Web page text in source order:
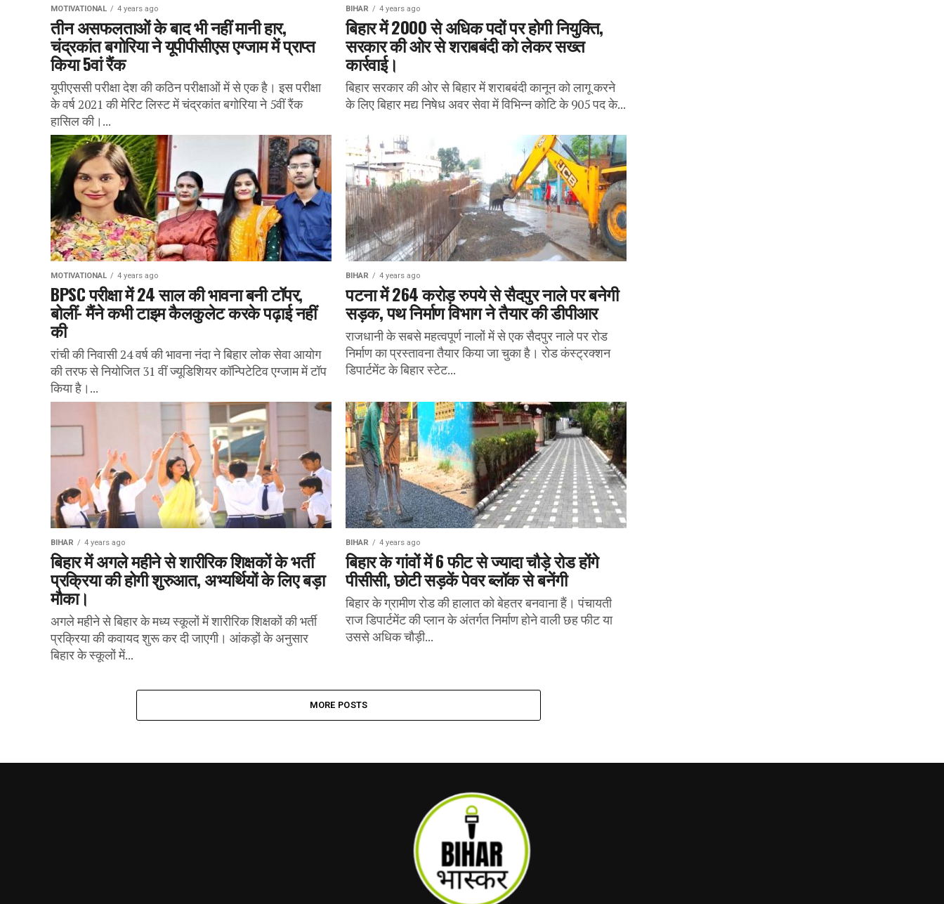
MOTIVATIONAL 4 years ago
तीन असफलताओं के बाद भी नहीं मानी हार,
चंद्रकांत बगोरिया ने यूपीपीसीएस एग्जाम में प्राप्त
किया 5वां रैंक
यूपीएससी परीक्षा देश की कठिन परीक्षाओं में से एक है। इस परीक्षा
के वर्ष 2021 की मेरिट लिस्ट में चंद्रकांत बगोरिया ने 5वीं रैंक
हासिल की।...
BIHAR 4 years ago
बिहार में 2000 से अधिक पदों पर होगी नियुक्ति,
सरकार की ओर से शराबबंदी को लेकर सख्त
कार्रवाई।
बिहार सरकार की ओर से बिहार में शराबबंदी कानून को लागू करने
के लिए बिहार मद्य निषेध अवर सेवा में विभिन्न कोटि के 905 पद के...
MOTIVATIONAL 4 years ago
BPSC परीक्षा में 24 साल की भावना बनी टॉपर,
बोलीं- मैंने कभी टाइम कैलकुलेट करके पढ़ाई नहीं
की
रांची की निवासी 24 वर्ष की भावना नंदा ने बिहार लोक सेवा आयोग
की तरफ से नियोजित 31 वीं ज्यूडिशियर कॉन्पिटेटिव एग्जाम में टॉप
किया है।...
BIHAR 4 years ago
पटना में 264 करोड़ रुपये से सैदपुर नाले पर बनेगी
सड़क, पथ निर्माण विभाग ने तैयार की डीपीआर
राजधानी के सबसे महत्वपूर्ण नालों में से एक सैदपुर नाले पर रोड
निर्माण का प्रस्तावना तैयार किया जा चुका है। रोड कंस्ट्रक्शन
डिपार्टमेंट के बिहार स्टेट...
BIHAR 4 years ago
बिहार में अगले महीने से शारीरिक शिक्षकों के भर्ती
प्रक्रिया की होगी शुरुआत, अभ्यर्थियों के लिए बड़ा
मौका।
अगले महीने से बिहार के मध्य स्कूलों में शारीरिक शिक्षकों की भर्ती
प्रक्रिया की कवायद शुरू कर दी जाएगी। आंकड़ों के अनुसार
बिहार के स्कूलों में...
BIHAR 4 years ago
बिहार के गांवों में 6 फीट से ज्यादा चौड़े रोड होंगे
पीसीसी, छोटी सड़कें पेवर ब्लॉक से बनेंगी
बिहार के ग्रामीण रोड की हालात को बेहतर बनवाना हैं। पंचायती
राज डिपार्टमेंट की प्लान के अंतर्गत निर्माण होने वाली छह फीट या
उससे अधिक चौड़ी...
MORE POSTS